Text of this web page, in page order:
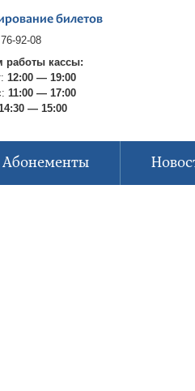
билетов
92-08
работы кассы:
12:00 — 19:00
11:00 — 17:00
— 15:00
Абонементы